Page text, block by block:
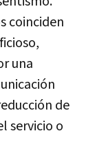
coinciden
una
de
servicio o